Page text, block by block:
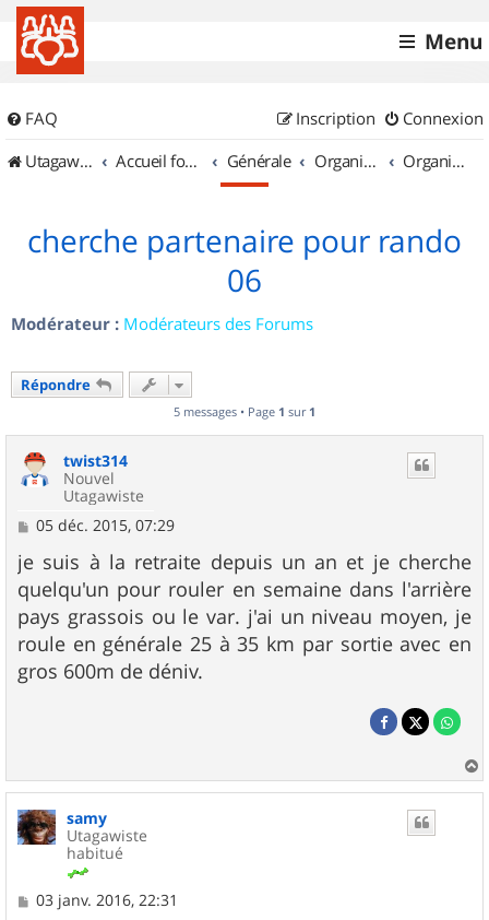
Menu
FAQ Connexion
Inscription
UtagawaVTT (Randos VTT et VTTAE avec traces GPS)
Accueil forum Générale Organisation de sorties & Recherche de partenaires Organisation de sorties en région Provence Alpes Côte d'Azur
cherche partenaire pour rando
06
Modérateur : Modérateurs des Forums
Répondre
5 messages • Page 1 sur 1
twist314
Nouvel
Utagawiste
M
s
s
a
g
e
05 déc. 2015, 07:29
je suis à la retraite depuis un an et je cherche
quelqu'un pour rouler en semaine dans l'arrière
pays grassois ou le var. j'ai un niveau moyen, je
roule en générale 25 à 35 km par sortie avec en
gros 600m de déniv.
a
samy
Utagawiste
habitué
M
03 janv. 2016, 22:31